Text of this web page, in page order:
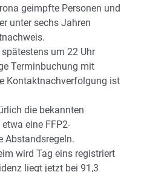
geimpfte Personen und
unter sechs Jahren
um 22 Uhr
Terminbuchung mit
Kontaktnachverfolgung ist
die bekannten
eine FFP2-
Abstandsregeln.
wird Tag eins registriert
liegt jetzt bei 91,3